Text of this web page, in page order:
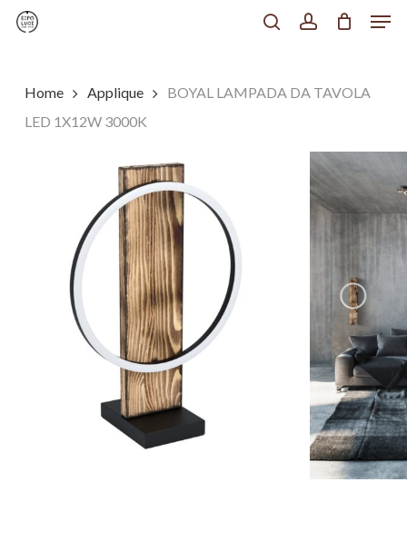
Skip
content
Home Applique
BOYAL LAMPADA DA TAVOLA
LED 1X12W 3000K